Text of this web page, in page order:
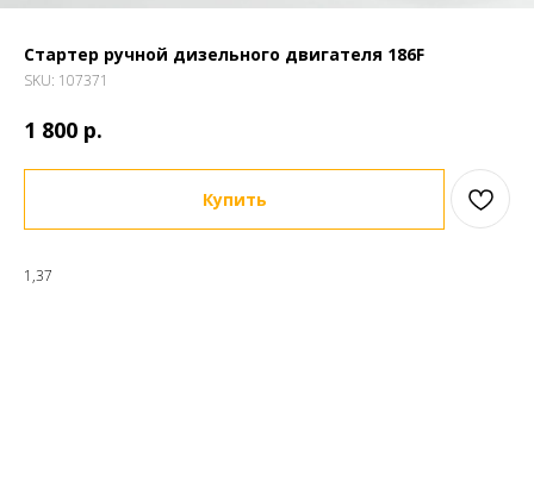
Стартер ручной дизельного двигателя 186F
SKU: 107371
1 800 р.
Купить
1,37